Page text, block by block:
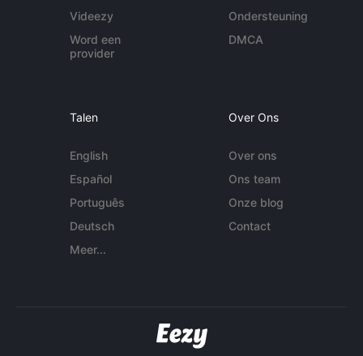
Videezy
Word een
provider
Ondersteuning
DMCA
Talen
English
Español
Português
Deutsch
Meer...
Over Ons
Over ons
Ons team
Onze blog
Contact